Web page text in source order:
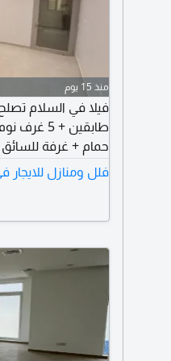
منذ 15 يوم
طابقين +
مجهزة بميكروويف
الفيلا زاوية تقع
العقارات، ترخيص 2018 / 113503
فلل ومنازل